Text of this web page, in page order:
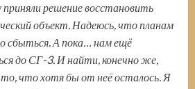
решение восстановить
объект. Надеюсь, что планам
сбыться. А пока… нам ещё
до СГ-3. И найти, конечно же,
что хотя бы от неё осталось. Я